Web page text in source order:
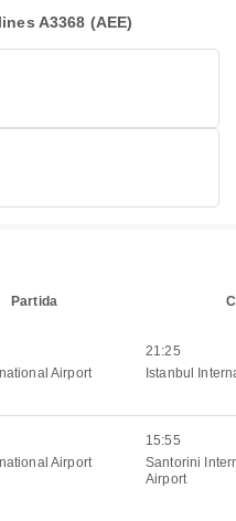
A3368 (AEE)
Partida
Airport
21:25
Istanbul
Airport
15:55
Santorini
Airport